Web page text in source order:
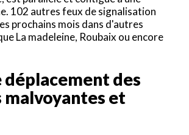
102 autres feux de signalisation
prochains mois dans d'autres
La madeleine, Roubaix ou encore
des
malvoyantes et